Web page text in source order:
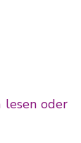
lesen oder